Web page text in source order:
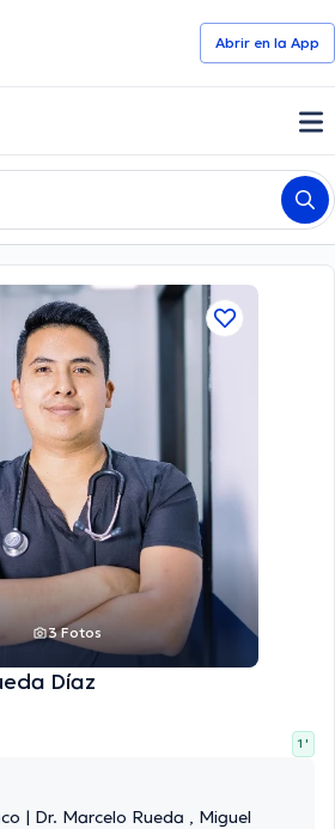
Abrir en la App
3 Fotos
Díaz
1 '
| Dr. Marcelo Rueda , Miguel